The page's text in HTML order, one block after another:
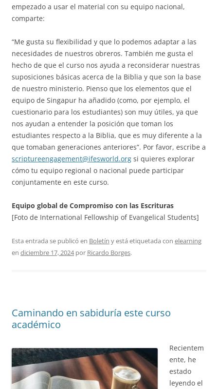
empezado a usar el material con su equipo nacional,
comparte:
“Me gusta su flexibilidad y que lo podemos adaptar a las
necesidades de nuestros obreros. También me gusta el
hecho de que el curso nos ayuda a reconsiderar nuestras
suposiciones básicas acerca de la Biblia y que son la base
de nuestro ministerio. Pienso que los elementos que el
equipo de Singapur ha añadido (como, por ejemplo, el
cuestionario para los estudiantes) son muy útiles, ya que
nos ayudan a entender la posición que toman los
estudiantes respecto a la Biblia, que es muy diferente a la
que tomaban generaciones anteriores”. Por favor, escribe a
scriptureengagement@ifesworld.org si quieres explorar
cómo tu equipo regional o nacional puede participar
conjuntamente en este curso.
Equipo global de Compromiso con las Escrituras
[Foto de International Fellowship of Evangelical Students]
Esta entrada se publicó en Boletín y está etiquetada con elearning
en diciembre 17, 2024por Ricardo Borges.
Caminando en sabiduría este curso
académico
Recientem
ente, he
estado
leyendo el